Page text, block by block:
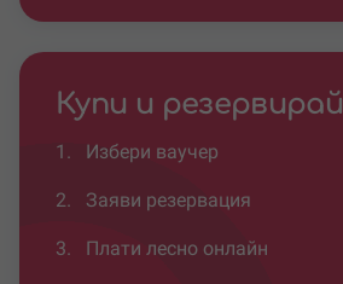
Купи и резервирай
1. Избери ваучер
2. Заяви резервация
3. Плати лесно онлайн